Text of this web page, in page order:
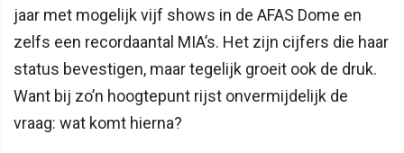
jaar met mogelijk vijf shows in de AFAS Dome en
zelfs een recordaantal MIA’s. Het zijn cijfers die haar
status bevestigen, maar tegelijk groeit ook de druk.
Want bij zo’n hoogtepunt rijst onvermijdelijk de
vraag: wat komt hierna?